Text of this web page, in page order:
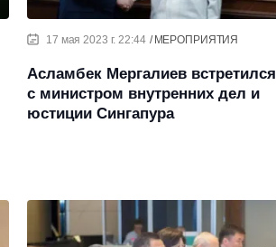
17 мая 2023 г. 22:44 МЕРОПРИЯТИЯ
Асламбек Мергалиев встретился
с министром внутренних дел и
юстиции Сингапура